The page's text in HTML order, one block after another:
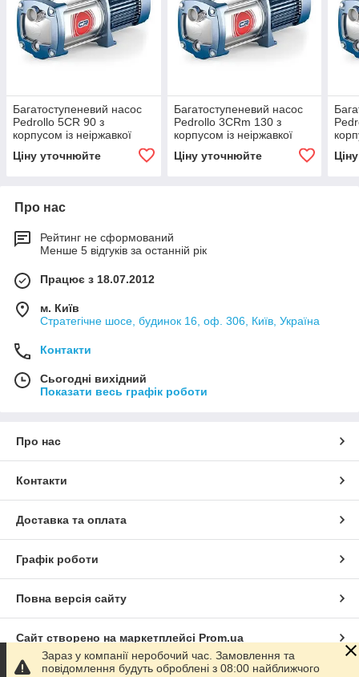
Багатоступеневий насос
Pedrollo 5CR 90 з
корпусом із неіржавкої
Ціну уточнюйте
Багатоступеневий насос
Pedrollo 3CRm 130 з
корпусом із неіржавкої
Ціну уточнюйте
Про нас
Рейтинг не сформований
Менше 5 відгуків за останній рік
Працює з 18.07.2012
м. Київ
Стратегічне шосе, будинок 16, оф. 306, Київ, Україна
Контакти
Сьогодні вихідний
Показати весь графік роботи
Про нас
Контакти
Доставка та оплата
Графік роботи
Повна версія сайту
Сайт створено на маркетплейсі Prom.ua
Зараз у компанії неробочий час. Замовлення та
повідомлення будуть оброблені з 08:00 найближчого